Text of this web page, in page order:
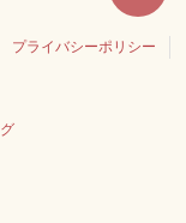
プライバシーポリシー